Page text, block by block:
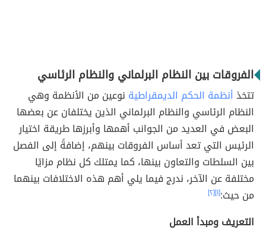
الفروقات بين النظام البرلماني والنظام الرئاسي
تتخذأنظمة الحكم الديمقراطية نوعين من الأنظمة وهي
النظام الرئاسي والنظام البرلماني الذين يختلفان عن بعضها
البعض في العديد من الجوانب أهمها وأبرزها طريقة اختيار
الرئيس التي تعد أساس الفروقات بينهم، إضافةً إلى الفصل
بين السلطات والتعاون بينها، كما يمتلك كل نظام مزايًا
مختلفة عن الآخر، ندرج فيما يلي أهم هذه الاختلافات بينهما
من حيث:[١] [٢]
التعريف ومبدأ العمل